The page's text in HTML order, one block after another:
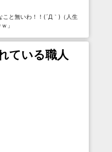
こと無いわ！！(´Д｀)（人生
」
ている職人